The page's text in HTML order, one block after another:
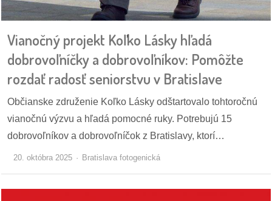
pozvánky
Historický
zákony
časti
kauzy
Vianočný projekt Koľko Lásky hľadá
dobrovoľníčky a dobrovoľníkov: Pomôžte
rozdať radosť seniorstvu v Bratislave
Občianske združenie Koľko Lásky odštartovalo tohtoročnú
vianočnú výzvu a hľadá pomocné ruky. Potrebujú 15
dobrovoľníkov a dobrovoľníčok z Bratislavy, ktorí…
20. októbra 2025 Bratislava fotogenická